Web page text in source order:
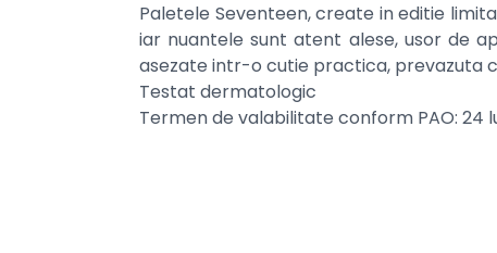
Paletele Seventeen, create in editie
iar nuantele sunt atent alese, usor de
asezate intr-o cutie practica, prevazuta
Testat dermatologic
Termen de valabilitate conform PAO: 24